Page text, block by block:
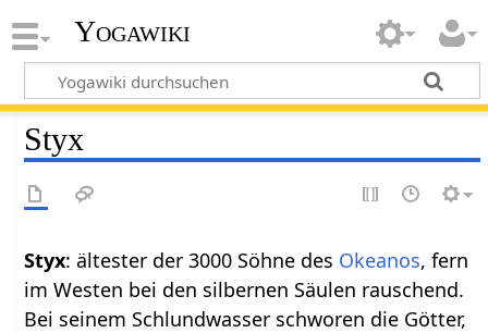
Yogawiki
Styx
Styx: ältester der 3000 Söhne des Okeanos, fern
im Westen bei den silbernen Säulen rauschend.
Bei seinem Schlundwasser schworen die Götter,